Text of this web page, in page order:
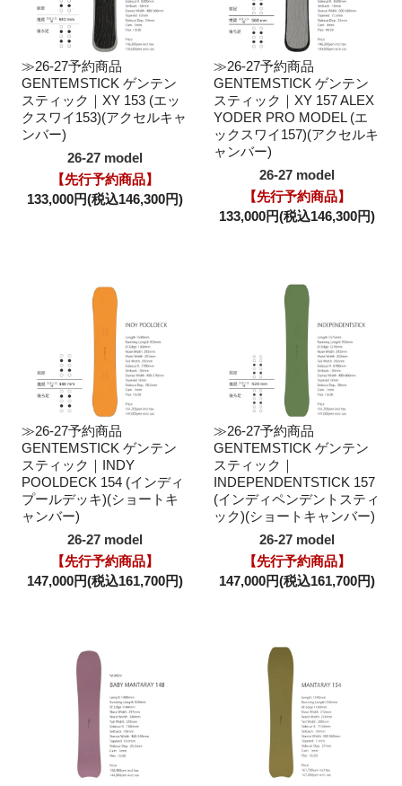
≫26-27予約商品
GENTEMSTICK ゲンテン
スティック｜XY 153 (エッ
クスワイ153)(アクセルキャ
ンバー)
26-27 model
【先行予約商品】
133,000円(税込146,300円)
≫26-27予約商品
GENTEMSTICK ゲンテン
スティック｜XY 157 ALEX
YODER PRO MODEL (エ
ックスワイ157)(アクセルキ
ャンバー)
26-27 model
【先行予約商品】
133,000円(税込146,300円)
≫26-27予約商品
GENTEMSTICK ゲンテン
スティック｜INDY
POOLDECK 154 (インディ
プールデッキ)(ショートキ
ャンバー)
26-27 model
【先行予約商品】
147,000円(税込161,700円)
≫26-27予約商品
GENTEMSTICK ゲンテン
スティック｜
INDEPENDENTSTICK 157
(インディペンデントスティ
ック)(ショートキャンバー)
26-27 model
【先行予約商品】
147,000円(税込161,700円)